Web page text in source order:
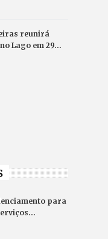
reunirá
Lago em 29…
para